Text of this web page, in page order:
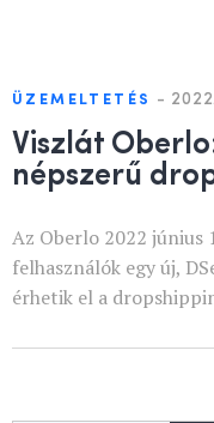
ÜZEMELTETÉS -
Viszlát
népszerű
Az Oberlo 2022 június
felhasználók egy új,
érhetik el a